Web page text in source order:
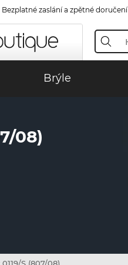
Bezplatné zaslání a zpětné doručení
Brýle
08)